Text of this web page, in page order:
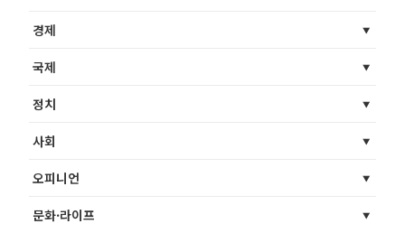
경제
국제
정치
사회
오피니언
문화·라이프